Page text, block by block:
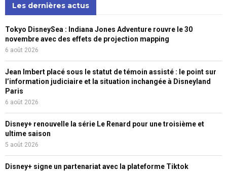
Les dernières actus
Tokyo DisneySea : Indiana Jones Adventure rouvre le 30
novembre avec des effets de projection mapping
6 août 2026
Jean Imbert placé sous le statut de témoin assisté : le point sur
l’information judiciaire et la situation inchangée à Disneyland
Paris
6 août 2026
Disney+ renouvelle la série Le Renard pour une troisième et
ultime saison
5 août 2026
Disney+ signe un partenariat avec la plateforme Tiktok